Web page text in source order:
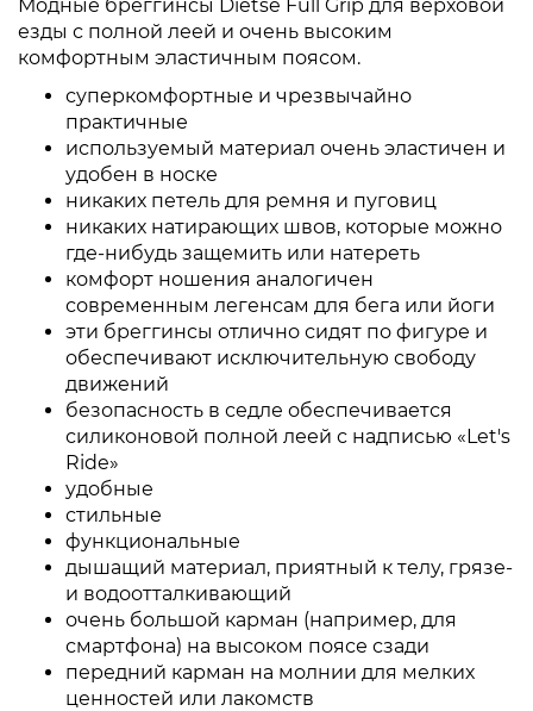
Модные бреггинсы Dietse Full Grip для верховой
езды с полной леей и очень высоким
комфортным эластичным поясом.
суперкомфортные и чрезвычайно
практичные
используемый материал очень эластичен и
удобен в носке
никаких петель для ремня и пуговиц
никаких натирающих швов, которые можно
где-нибудь защемить или натереть
комфорт ношения аналогичен
современным легенсам для бега или йоги
эти бреггинсы отлично сидят по фигуре и
обеспечивают исключительную свободу
движений
безопасность в седле обеспечивается
силиконовой полной леей с надписью «Let's
Ride»
удобные
стильные
функциональные
дышащий материал, приятный к телу, грязе-
и водоотталкивающий
очень большой карман (например, для
смартфона) на высоком поясе сзади
передний карман на молнии для мелких
ценностей или лакомств